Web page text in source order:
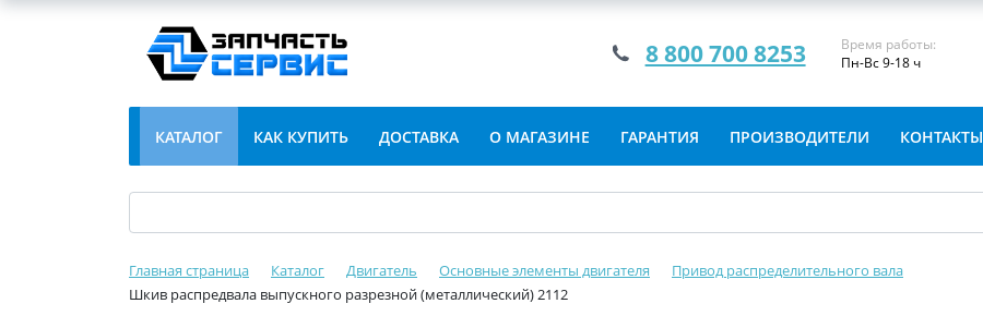
8 800 700 8253
Время работы:
Пн-Вс 9-18 ч
КАТАЛОГ КАК КУПИТЬ ДОСТАВКА О МАГАЗИНЕ ГАРАНТИЯ ПРОИЗВОДИТЕЛИ КОНТАКТЫ
Главная страница Каталог Двигатель Основные элементы двигателя
Привод распределительного вала
Шкив распредвала выпускного разрезной (металлический) 2112